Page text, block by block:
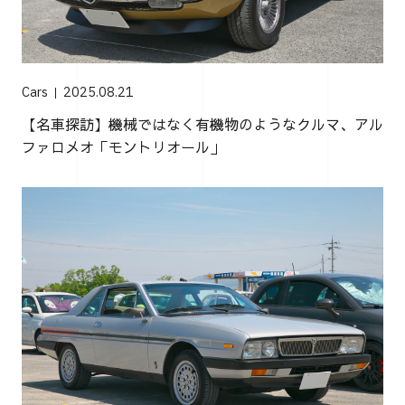
Cars 2025.08.21
【名車探訪】機械ではなく有機物のようなクルマ、アル
ファロメオ「モントリオール」